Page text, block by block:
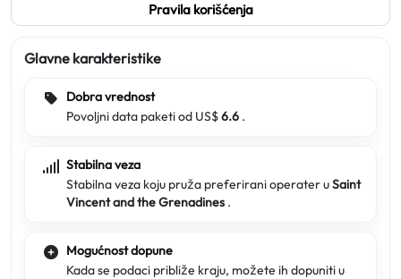
Pravila korišćenja
Glavne karakteristike
Dobra vrednost
Povoljni data paketi od US$6.6 .
Stabilna veza
Stabilna veza koju pruža preferirani operater uSaint
Vincent and the Grenadines .
Mogućnost dopune
Kada se podaci približe kraju, možete ih dopuniti u